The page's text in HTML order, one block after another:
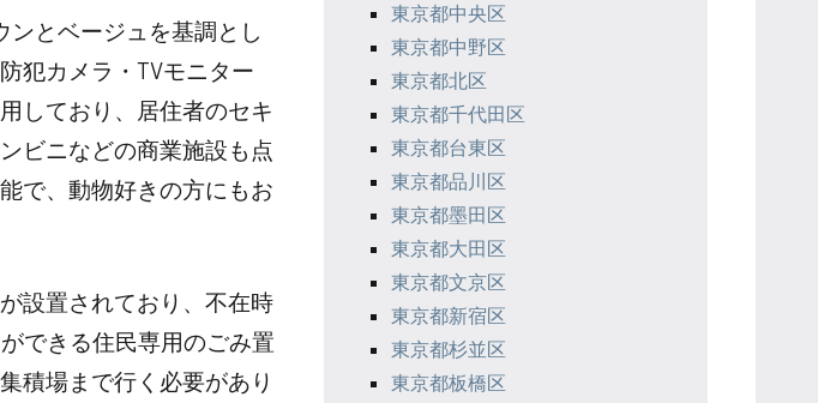
ンとベージュを基調とし
犯カメラ・TVモニター
しており、居住者のセキ
ビニなどの商業施設も点
で、動物好きの方にもお
設置されており、不在時
できる住民専用のごみ置
積場まで行く必要があり
東京都中央区
東京都中野区
東京都北区
東京都千代田区
東京都台東区
東京都品川区
東京都墨田区
東京都大田区
東京都文京区
東京都新宿区
東京都杉並区
東京都板橋区